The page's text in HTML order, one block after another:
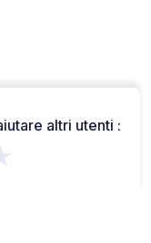
altri utenti :